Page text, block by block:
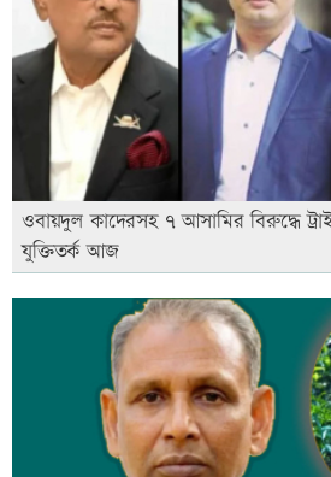
ওবায়দুল কাদেরসহ ৭ আসামির বিরুদ্ধে
যুক্তিতর্ক আজ